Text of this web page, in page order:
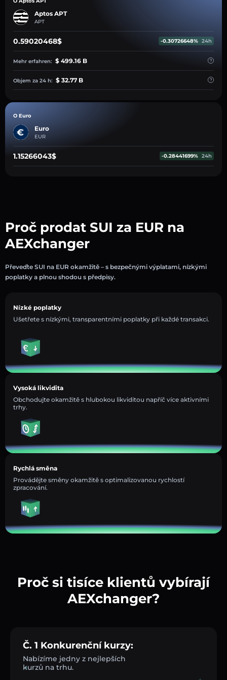
Aptos APT
APT
0.59020468$ -0.30726648% 24h
Mehr erfahren: $ 499.16 B
Objem za 24 h: $ 32.77 B
O Euro
Euro
EUR
1.15266043$ -0.28441699% 24h
Proč prodat SUI za EUR na
AEXchanger
Převeďte SUI na EUR okamžitě – s bezpečnými výplatami, nízkými
poplatky a plnou shodou s předpisy.
Nízké poplatky
Ušetřete s nízkými, transparentními poplatky při každé transakci.
Vysoká likvidita
Obchodujte okamžitě s hlubokou likviditou napříč více aktivními
trhy.
Rychlá směna
Provádějte směny okamžitě s optimalizovanou rychlostí
zpracování.
Proč si tisíce klientů vybírají
AEXchanger?
Č. 1 Konkurenční kurzy:
Nabízíme jedny z nejlepších
kurzů na trhu.